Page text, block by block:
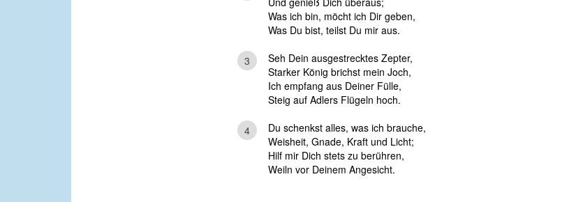
Was ich bin, möcht ich Dir geben,
Was Du bist, teilst Du mir aus.
3
Seh Dein ausgestrecktes Zepter,
Starker König brichst mein Joch,
Ich empfang aus Deiner Fülle,
Steig auf Adlers Flügeln hoch.
4
Du schenkst alles, was ich brauche,
Weisheit, Gnade, Kraft und Licht;
Hilf mir Dich stets zu berühren,
Weiln vor Deinem Angesicht.